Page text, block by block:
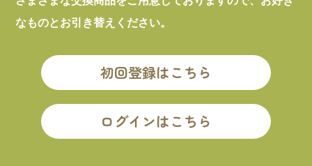
なものとお引き替えください。
初回登録はこちら
ログインはこちら